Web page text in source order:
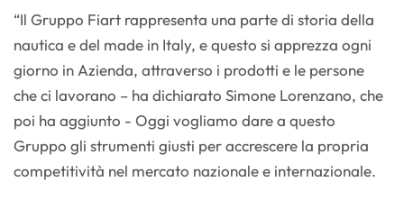
“Il Gruppo Fiart rappresenta una parte di storia della
nautica e del made in Italy, e questo si apprezza ogni
giorno in Azienda, attraverso i prodotti e le persone
che ci lavorano – ha dichiarato Simone Lorenzano, che
poi ha aggiunto - Oggi vogliamo dare a questo
Gruppo gli strumenti giusti per accrescere la propria
competitività nel mercato nazionale e internazionale.